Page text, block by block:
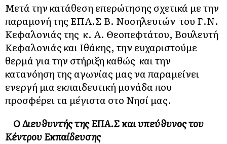
Μετά την κατάθεση επερώτησης σχετικά με την
παραμονή της ΕΠΑ.Σ Β. Νοσηλευτών του Γ.Ν.
Κεφαλονιάς της κ. Α. Θεοπεφτάτου, Βουλευτή
Κεφαλονιάς και Ιθάκης, την ευχαριστούμε
θερμά για την στήριξη καθώς και την
κατανόηση της αγωνίας μας να παραμείνει
ενεργή μια εκπαιδευτική μονάδα που
προσφέρει τα μέγιστα στο Νησί μας.
Ο Διευθυντής της ΕΠΑ.Σ και υπεύθυνος του
Κέντρου Εκπαίδευσης